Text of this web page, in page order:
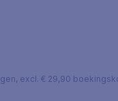
excl. € 29,90